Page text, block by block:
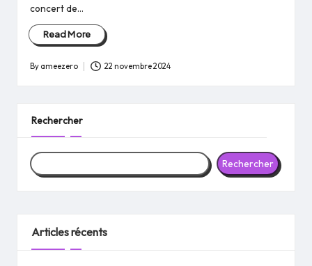
concert de…
Read More
Posted
By ameezero 22 novembre 2024
Rechercher
Rechercher
Articles récents